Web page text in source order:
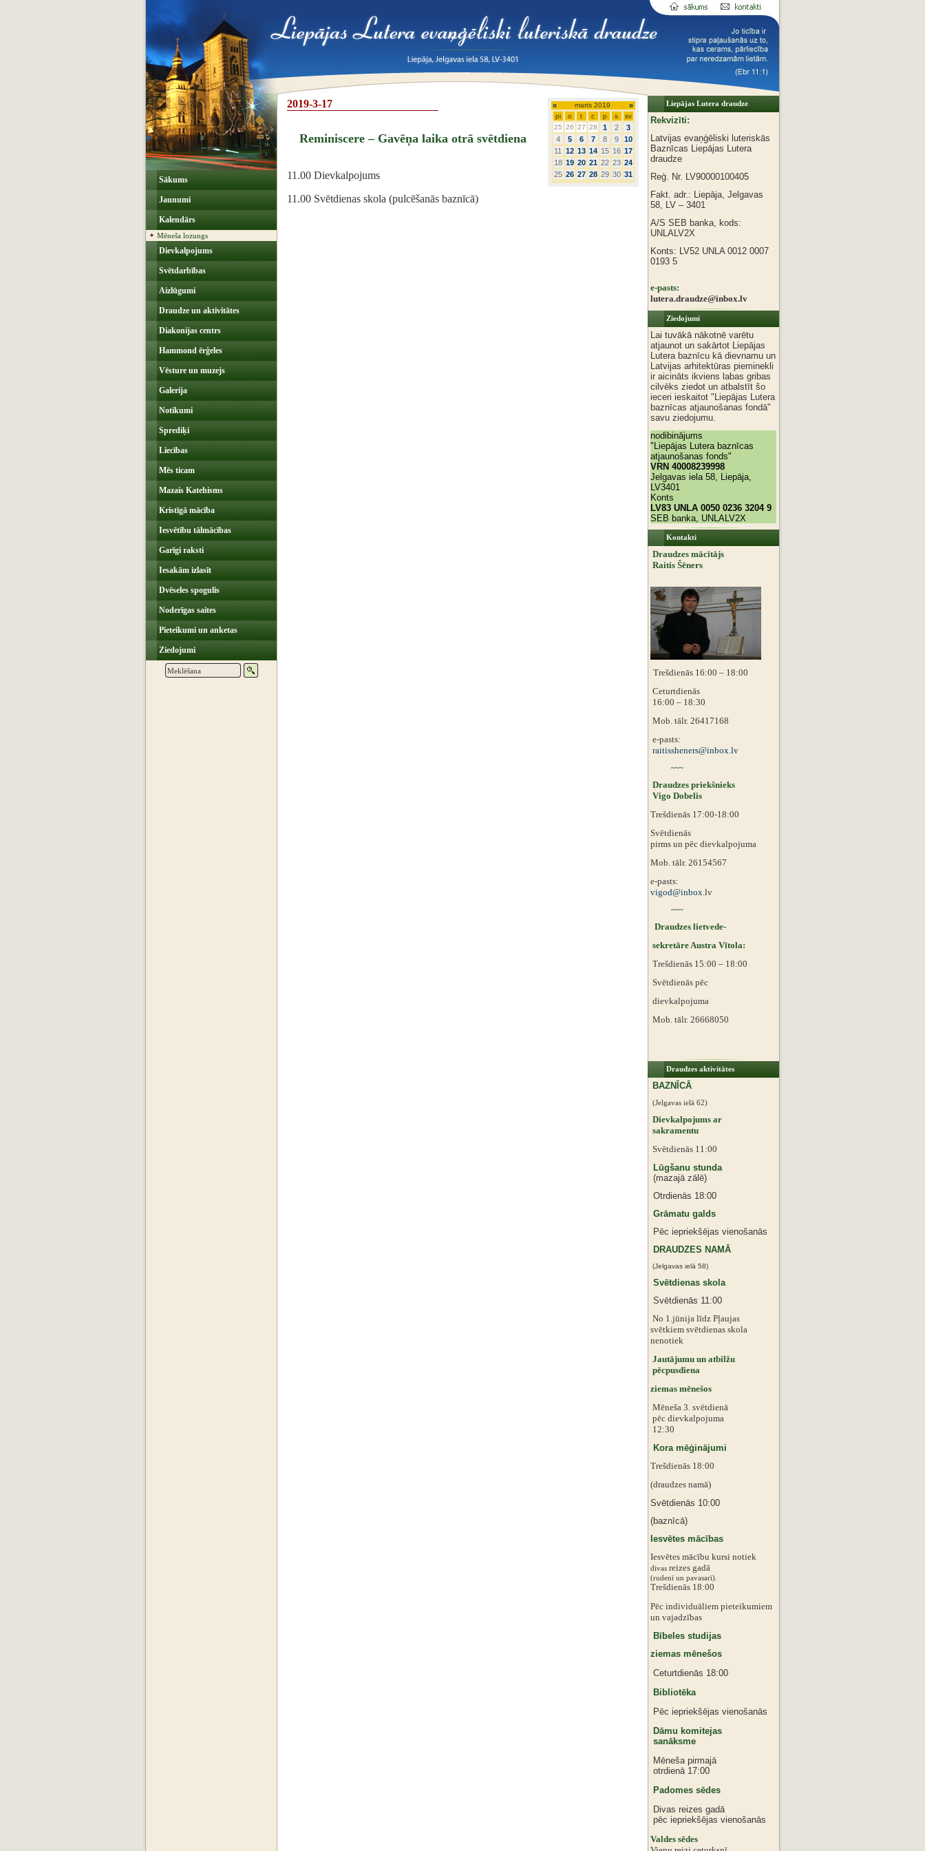
Sākums
Jaunumi
Kalendārs
Mēneša lozungs
Dievkalpojums
Svētdarbības
Aizlūgumi
Draudze un aktivitātes
Diakonijas centrs
Hammond ērģeles
Vēsture un muzejs
Galerija
Notikumi
Sprediķi
Liecības
Mēs ticam
Mazais Katehisms
Kristīgā mācība
Iesvētību tālmācības
Garīgi raksti
Iesakām izlasīt
Dvēseles spogulis
Noderīgas saites
Pieteikumi un anketas
Ziedojumi
« marts 2019 »
pi o t c p s
sv
25 26 27 28 1 2
3
4
5 6 7 8 9
10
11
12 13 14 15 16 17
18 19 20 21 22 23 24
25 26 27 28 29 30 31
2019-3-17
Reminiscere – Gavēņa laika otrā svētdiena
11.00 Dievkalpojums
11.00 Svētdienas skola (pulcēšanās baznīcā)
Liepājas Lutera draudze
Rekvizīti:
Latvijas evaņģēliski luteriskās
Baznīcas Liepājas Lutera
draudze
Reģ. Nr. LV90000100405
Fakt. adr.: Liepāja, Jelgavas
58, LV – 3401
A/S SEB banka, kods:
UNLALV2X
Konts: LV52 UNLA 0012 0007
0193 5
e-pasts:
lutera.draudze@inbox.lv
Ziedojumi
Lai tuvākā nākotnē varētu
atjaunot un sakārtot Liepājas
Lutera baznīcu kā dievnamu un
Latvijas arhitektūras pieminekli
ir aicināts ikviens labas gribas
cilvēks ziedot un atbalstīt šo
ieceri ieskaitot "Liepājas Lutera
baznīcas atjaunošanas fondā"
savu ziedojumu.
nodibinājums
"Liepājas Lutera baznīcas
atjaunošanas fonds"
VRN 40008239998
Jelgavas iela 58, Liepāja,
LV3401
Konts
LV83 UNLA 0050 0236 3204 9
SEB banka, UNLALV2X
Kontakti
Draudzes mācītājs
Raitis Šēners
Trešdienās 16:00 – 18:00
Ceturtdienās
16:00 – 18:30
Mob. tālr. 26417168
e-pasts:
raitissheners@inbox.lv
~~~
Draudzes priekšnieks
Vigo Dobelis
Trešdienās 17:00-18:00
Svētdienās
pirms un pēc dievkalpojuma
Mob. tālr. 26154567
e-pasts:
vigod@inbox.lv
~~~
Draudzes lietvede-
sekretāre Austra Vītola:
Trešdienās 15:00 – 18:00
Svētdienās pēc
dievkalpojuma
Mob. tālr. 26668050
Draudzes aktivitātes
BAZNĪCĀ
(Jelgavas ielā 62)
Dievkalpojums ar
sakramentu
Svētdienās 11:00
Lūgšanu stunda
(mazajā zālē)
Otrdienās 18:00
Grāmatu galds
Pēc iepriekšējas vienošanās
DRAUDZES NAMĀ
(Jelgavas ielā 58)
Svētdienas skola
Svētdienās 11:00
No 1.jūnija līdz Pļaujas
svētkiem svētdienas skola
nenotiek
Jautājumu un atbilžu
pēcpusdiena
ziemas mēnešos
Mēneša 3. svētdienā
pēc dievkalpojuma
12:30
Kora mēģinājumi
Trešdienās 18:00
(draudzes namā)
Svētdienās 10:00
(baznīcā)
Iesvētes mācības
Iesvētes mācību kursi notiek
divas reizes gadā
‌‌(rudenī un pavasarī).
Trešdienās 18:00
Pēc individuāliem pieteikumiem
‌un vajadzības
Bībeles studijas
ziemas mēnešos
Ceturtdienās 18:00
Bibliotēka
Pēc iepriekšējas vienošanās
Dāmu komitejas
sanāksme
Mēneša pirmajā
otrdienā 17:00
Padomes sēdes
Divas reizes gadā
pēc iepriekšējas vienošanās
‌Valdes sēdes